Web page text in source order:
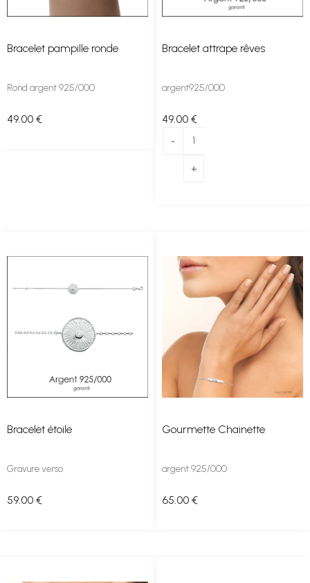
Bracelet pampille ronde
Rond argent 925/000
49.00 €
Bracelet attrape rêves
argent925/000
49.00 €
Bracelet étoile
Gravure verso
59.00 €
Gourmette Chainette
argent 925/000
65 .00 €